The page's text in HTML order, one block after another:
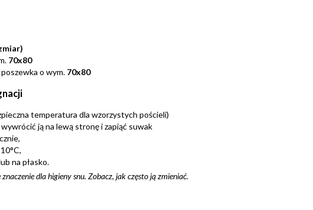
70x80
poszewka o wym. 70x80
temperatura dla wzorzystych pościeli)
ją na lewą stronę i zapiąć suwak
na płasko.
dla higieny snu. Zobacz, jak często ją zmieniać.